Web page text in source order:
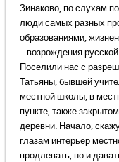
Зинаково, по слухам
люди самых разных
образованиями,
– возрождения
Поселили нас с
Татьяны, бывшей
местной школы, в
пункте, также
деревни. Начало,
глазам интерьер
продлевать, но и